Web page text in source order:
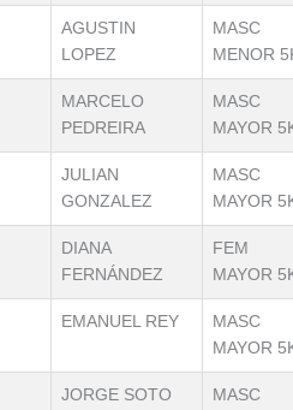
AGUSTIN
LOPEZ
MASC
MENOR
MARCELO
PEDREIRA
MASC
MAYOR
JULIAN
GONZALEZ
MASC
MAYOR
DIANA
FERNÁNDEZ
FEM
MAYOR
EMANUEL REY
MASC
MAYOR
JORGE SOTO
MASC